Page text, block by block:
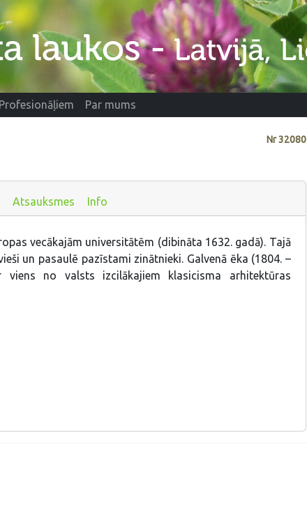
Par mums
Nr32080
Atsauksmes Info
vecākajām universitātēm (dibināta 1632. gadā). Tajā
un pasaulē pazīstami zinātnieki. Galvenā ēka (1804. –
no valsts izcilākajiem klasicisma arhitektūras